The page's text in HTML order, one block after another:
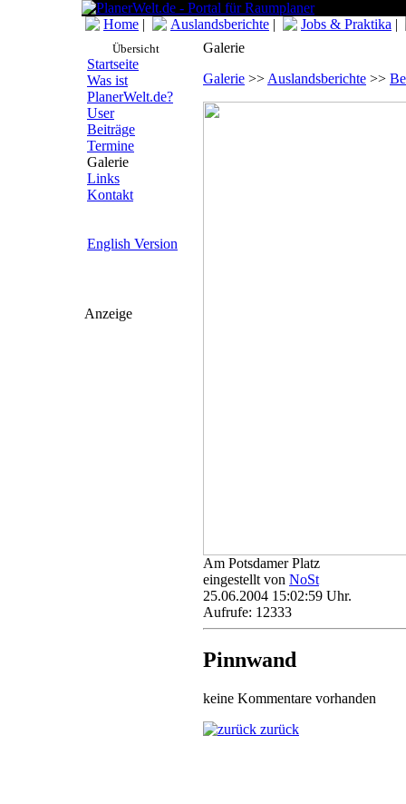
Home | Auslandsberichte | Jobs & Praktika |
Übersicht
Startseite
Was ist
PlanerWelt.de?
User
Beiträge
Termine
Galerie
Links
Kontakt
English Version
Anzeige
Galerie
Galerie >> Auslandsberichte >>
Am Potsdamer Platz
eingestellt von NoSt
25.06.2004 15:02:59 Uhr.
Aufrufe: 12333
Pinnwand
keine Kommentare vorhanden
zurück